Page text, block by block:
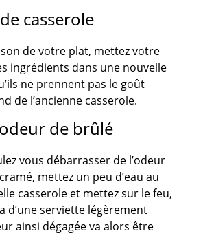
casserole
de votre plat, mettez votre
ingrédients dans une nouvelle
ne prennent pas le goût
de l’ancienne casserole.
de brûlé
vous débarrasser de l’odeur
mettez un peu d’eau au
casserole et mettez sur le feu,
d’une serviette légèrement
ainsi dégagée va alors être